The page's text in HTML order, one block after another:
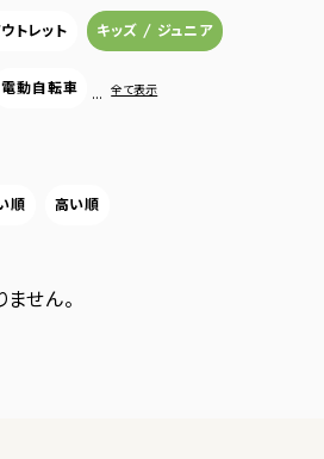
トレット キッズ / ジュニア
電動自転車 … 全て表示
順 高い順
せん。